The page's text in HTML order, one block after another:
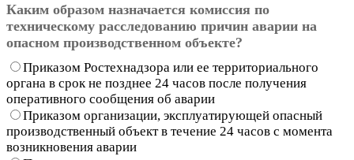
Каким образом назначается комиссия по
техническому расследованию причин аварии на
опасном производственном объекте?
Приказом Ростехнадзора или ее территориального
органа в срок не позднее 24 часов после получения
оперативного сообщения об аварии
Приказом организации, эксплуатирующей опасный
производственный объект в течение 24 часов с момента
возникновения аварии